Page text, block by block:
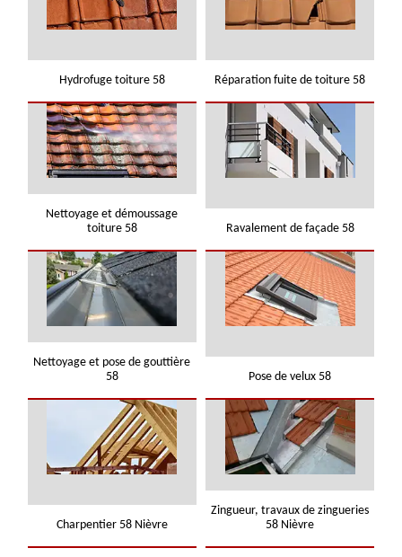
Hydrofuge toiture 58 Réparation fuite de toiture 58
Nettoyage et démoussage
toiture 58
Ravalement de façade 58
Nettoyage et pose de gouttière
58
Pose de velux 58
Charpentier 58 Nièvre
Zingueur, travaux de zingueries
58 Nièvre